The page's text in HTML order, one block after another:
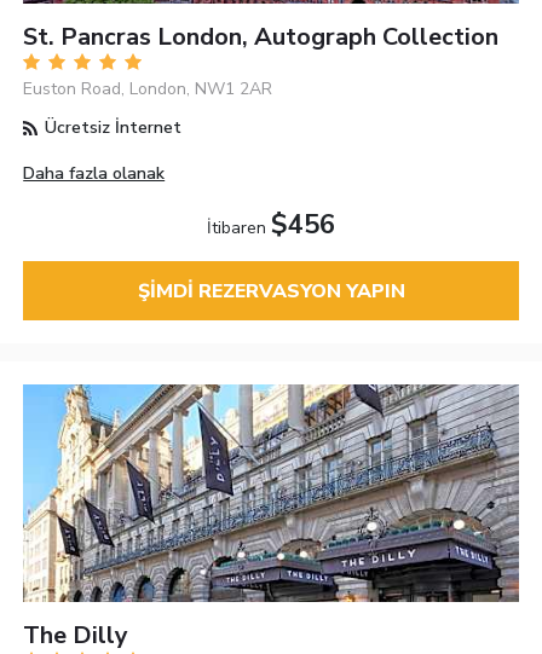
St. Pancras London, Autograph Collection
Euston Road, London, NW1 2AR
Ücretsiz İnternet
Daha fazla olanak
İtibaren $456
ŞIMDI REZERVASYON YAPIN
The Dilly